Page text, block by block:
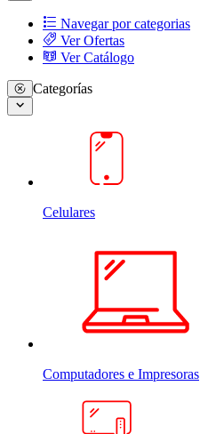
Navegar por categorias
Ver Ofertas
Ver Catálogo
Categorías
Celulares
Computadores e Impresoras